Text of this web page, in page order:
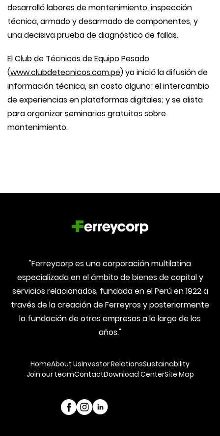
desarrolló labores de mantenimiento, inspección
técnica, armado y desarmado de componentes, y
una decisiva prueba de diagnóstico de fallas.
El Club de Técnicos de Equipo Pesado
(www.clubdetecnicos.com.pe) ya inició la difusión de
información técnica, sin costo alguno; el intercambio
de experiencias en plataformas digitales; y se alista
para organizar seminarios gratuitos sobre
mantenimiento.
"Ferreycorp es una corporación multilatina
especializada en el ámbito de bienes de capital y
servicios relacionados, fundada en el Perú en 1922 a
través de la creación de Ferreyros y posteriormente
la fundación de otras empresas a lo largo de los
años."
HomeAbout UsInvestor RelationsSustainability
Join our teamContactDownload CenterSite Map